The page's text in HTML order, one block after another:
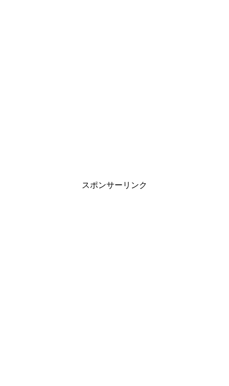
スポンサーリンク